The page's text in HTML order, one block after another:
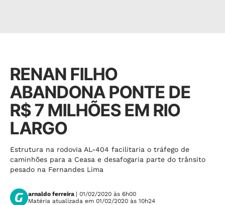
RENAN FILHO
ABANDONA PONTE DE
R$ 7 MILHÕES EM RIO
LARGO
Estrutura na rodovia AL-404 facilitaria o tráfego de
caminhões para a Ceasa e desafogaria parte do trânsito
pesado na Fernandes Lima
arnaldo ferreira | 01/02/2020 às 6h00
Matéria atualizada em 01/02/2020 às 10h24